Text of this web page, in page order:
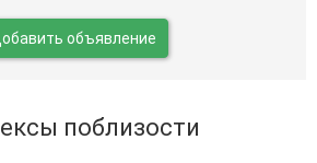
объявление
поблизости